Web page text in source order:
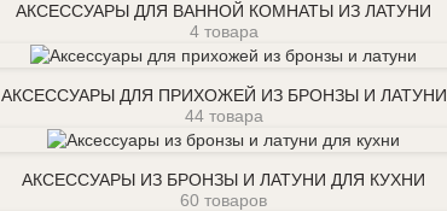
АКСЕССУАРЫ ДЛЯ ВАННОЙ КОМНАТЫ ИЗ ЛАТУНИ
4 товара
АКСЕССУАРЫ ДЛЯ ПРИХОЖЕЙ ИЗ БРОНЗЫ И ЛАТУНИ
44 товара
Аксессуары для прихожей из бронзы и латуни
АКСЕССУАРЫ ИЗ БРОНЗЫ И ЛАТУНИ ДЛЯ КУХНИ
60 товаров
Аксессуары из бронзы и латуни для кухни